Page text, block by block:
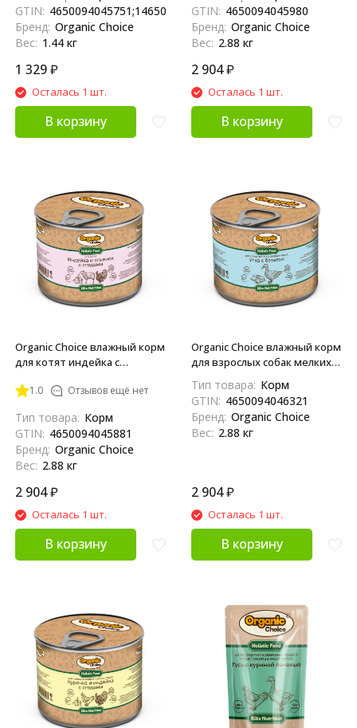
шт
GTIN: 4650094045751;14650094045758;4620207835319
Бренд: Organic Choice
Вес: 1.44 кг
1 329₽
Осталась 1 шт.
В корзину
12 шт
GTIN: 4650094045980
Бренд: Organic Choice
Вес: 2.88 кг
2 904₽
Осталась 1 шт.
В корзину
Organic Сhoice влажный корм
для котят индейка с
консервах - 240 г х 12 шт
1.0 Отзывов ещё нет
Тип товара: Корм
GTIN: 4650094045881
Бренд: Organic Choice
Вес: 2.88 кг
2 904₽
Осталась 1 шт.
В корзину
Organic Сhoice влажный корм
для взрослых собак мелких и
бататом, в консервах - 240 г
х 12 шт
Тип товара: Корм
GTIN: 4650094046321
Бренд: Organic Choice
Вес: 2.88 кг
2 904₽
Осталась 1 шт.
В корзину